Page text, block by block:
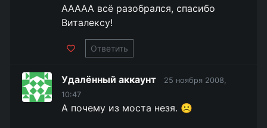
ААААА всё разобрался, спасибо
Виталексу!
Ответить
Удалённый аккаунт
25 ноября 2008,
10:47
А почему из моста незя. ☹️